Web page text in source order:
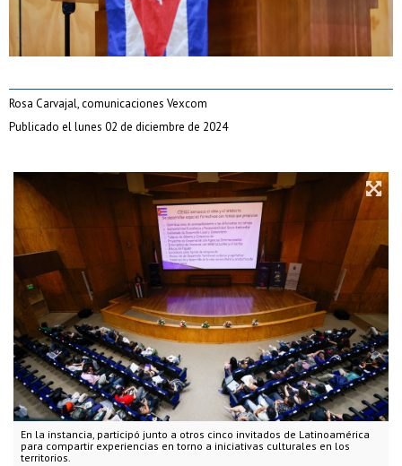
En la instancia, participó junto a otros cinco invitados de Latinoamérica
para compartir experiencias en torno a iniciativas culturales en los
territorios.
Rosa Carvajal, comunicaciones Vexcom
Publicado el lunes 02 de diciembre de 2024